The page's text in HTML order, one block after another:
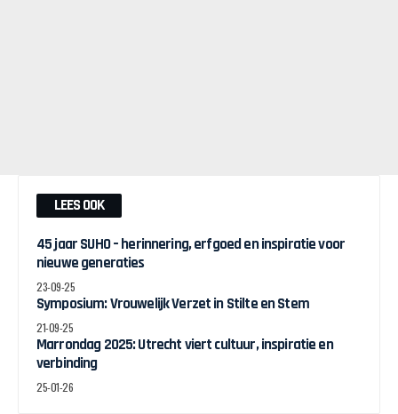
LEES OOK
45 jaar SUHO – herinnering, erfgoed en inspiratie voor
nieuwe generaties
23-09-25
Symposium: Vrouwelijk Verzet in Stilte en Stem
21-09-25
Marrondag 2025: Utrecht viert cultuur, inspiratie en
verbinding
25-01-26